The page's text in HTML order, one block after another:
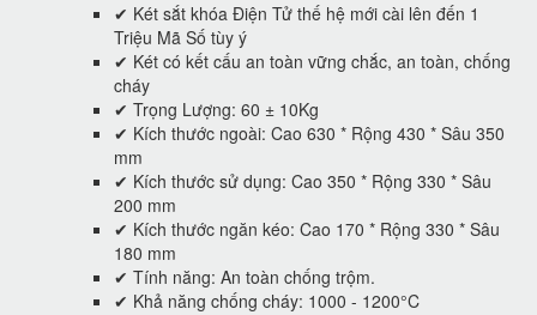
✔ Két sắt khóa Điện Tử thế hệ mới cài lên đến 1
Triệu Mã Số tùy ý
✔ Két có kết cấu an toàn vững chắc, an toàn, chống
cháy
✔ Trọng Lượng: 60 ± 10Kg
✔ Kích thước ngoài: Cao 630 * Rộng 430 * Sâu 350
mm
✔ Kích thước sử dụng: Cao 350 * Rộng 330 * Sâu
200 mm
✔ Kích thước ngăn kéo: Cao 170 * Rộng 330 * Sâu
180 mm
✔ Tính năng: An toàn chống trộm.
✔ Khả năng chống cháy: 1000 - 1200°C